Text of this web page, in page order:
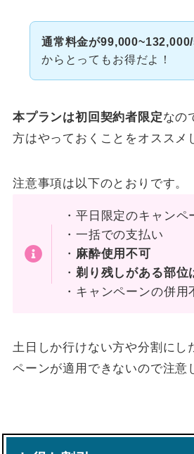
通常料金が99,000~132,000/
からとってもお得だよ！
本プランは初回契約者限定なの
方はやっておくことをオススメ
注意事項は以下のとおりです。
・平日限定のキャンペ
・一括での支払い
・ 麻酔使用不可
・剃り残しがある部位
・キャンペーンの併用
土日しか行けない方や分割にし
ペーンが適用できないので注意